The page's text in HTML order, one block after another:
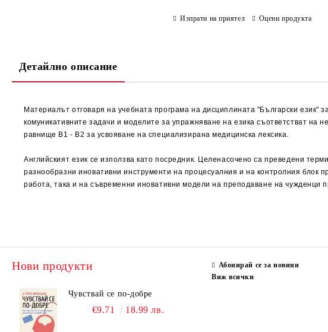
Изпрати на приятел Оцени продукта
Детайлно описание
Материалът отговаря на учебната програма на дисциплината "Български
комуникативните задачи и моделите за упражняване на езика съответстват на
равнище B1 - B2 за усвояване на специализирана медицинска лексика.
Английският език се използва като посредник. Целенасочено са преведени
разнообразни иновативни инструменти на процесуалния и на контролния
работа, така и на съвременни иновативни модели на преподаване на чужденци
Нови продукти
Чувствай се по-добре
€9.71 18.99 лв.
Абонирай се за новини
Виж всички